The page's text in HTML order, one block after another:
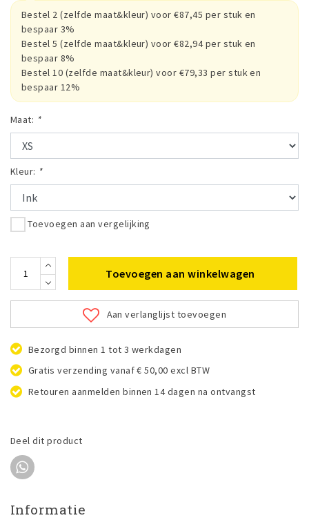
Bestel 2 (zelfde maat&kleur) voor €87,45 per stuk en
bespaar 3%
Bestel 5 (zelfde maat&kleur) voor €82,94 per stuk en
bespaar 8%
Bestel 10 (zelfde maat&kleur) voor €79,33 per stuk en
bespaar 12%
Maat: *
Kleur: *
Toevoegen aan vergelijking
Toevoegen aan winkelwagen
Aan verlanglijst toevoegen
Bezorgd binnen 1 tot 3 werkdagen
Gratis verzending vanaf € 50,00 excl BTW
Retouren aanmelden binnen 14 dagen na ontvangst
Deel dit product
Informatie